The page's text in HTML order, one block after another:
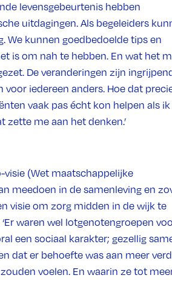
levensgebeurtenis hebben
uitdagingen. Als begeleiders
We kunnen goedbedoelde tips en
is om nah te hebben. En wat het
De veranderingen zijn
iedereen anders. Hoe dat
vaak pas écht kon helpen als ik
zette me aan het denken.’
(Wet maatschappelijke
meedoen in de samenleving en
visie om zorg midden in de wijk te
waren wel lotgenotengroepen
een sociaal karakter; gezellig
dat er behoefte was aan meer
voelen. En waarin ze tot